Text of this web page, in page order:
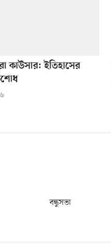
কাউসার: ইতিহাসের
বন্ধুসভা